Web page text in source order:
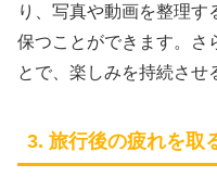
り、写真や動画を整理
保つことができます。さ
とで、楽しみを持続させ
3. 旅行後の疲れを取